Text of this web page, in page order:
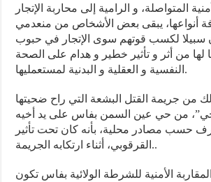
المتواصلة، و الرامية إلى محاربة الإتجار
أنواعها، يبقى بعض الأشخاص من منعدمي
سبيلا لكسب قوتهم سوى الإتجار في حبوب
لها من أثر و تأثير خطير و هدام على الصحة
النفسية و العقلية و البدنية لمستعمليها.
من جريمة القتل البشعة التي راح ضحيتها
من حي عين السمن بفاس على يد أخيه
حسب مصادر محلية، بأنه كان تحت تأثير
القرقوبي، أثناء ارتكابه الجريمة..
الأمنية للشرطة الولائية بفاس تكون